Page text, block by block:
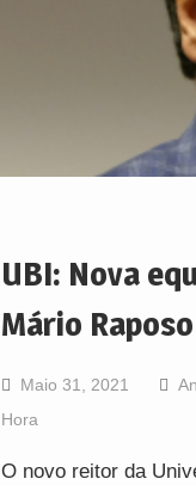
UBI: Nova
Mário
Maio 31, 2021
Hora
O novo reitor da